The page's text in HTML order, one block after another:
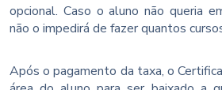
opcional. Caso o aluno não queria
não o impedirá de fazer quantos
Após o pagamento da taxa, o